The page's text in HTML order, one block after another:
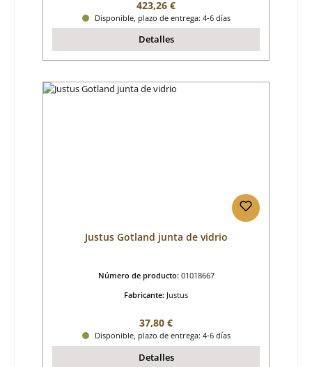
Precio normal:
423,26 €
Disponible, plazo de entrega: 4-6 días
Detalles
Justus Gotland junta de vidrio
Número de producto: 01018667
Fabricante: Justus
Precio normal:
37,80 €
Disponible, plazo de entrega: 4-6 días
Detalles